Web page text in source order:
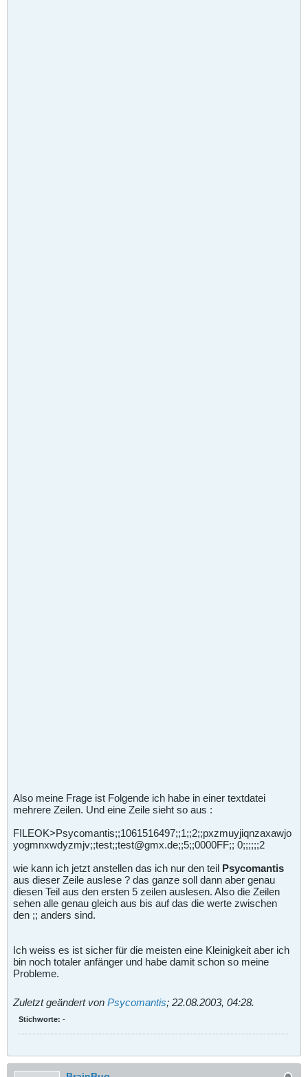
Also meine Frage ist Folgende ich habe in einer textdatei
mehrere Zeilen. Und eine Zeile sieht so aus :
FILEOK>Psycomantis;;1061516497;;1;;2;;pxzmuyjiqnzaxawjo
yogmnxwdyzmjv;;test;;test@gmx.de;;5;;0000FF;; 0;;;;;;2
wie kann ich jetzt anstellen das ich nur den teil Psycomantis
aus dieser Zeile auslese ? das ganze soll dann aber genau
diesen Teil aus den ersten 5 zeilen auslesen. Also die Zeilen
sehen alle genau gleich aus bis auf das die werte zwischen
den ;; anders sind.
Ich weiss es ist sicher für die meisten eine Kleinigkeit aber ich
bin noch totaler anfänger und habe damit schon so meine
Probleme.
Zuletzt geändert von Psycomantis; 22.08.2003, 04:28.
Stichworte: -